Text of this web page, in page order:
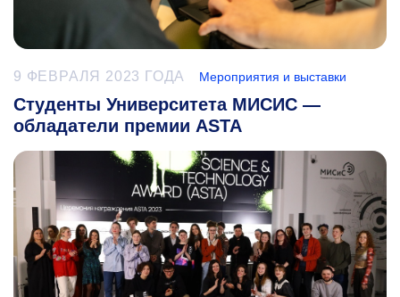
9 ФЕВРАЛЯ 2023 ГОДА Мероприятия и выставки
Студенты Университета МИСИС —
обладатели премии ASTA